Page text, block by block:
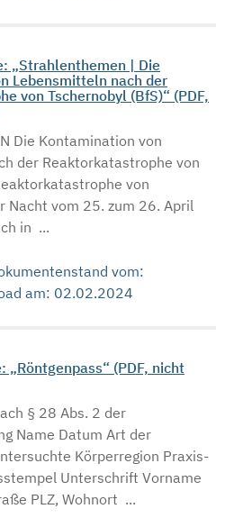
„Strahlenthemen | Die
Lebensmitteln nach der
von Tschernobyl (BfS)“ (PDF,
Die Kontamination von
der Reaktorkatastrophe von
von
Nacht vom 25. zum 26. April
in ...
vom:
am: 02.02.2024
„Röntgenpass“ (PDF, nicht
§ 28 Abs. 2 der
Name Datum Art der
Körperregion Praxis-
Unterschrift Vorname
PLZ, Wohnort ...